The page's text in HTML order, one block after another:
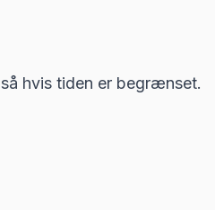
hvis tiden er begrænset.